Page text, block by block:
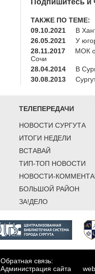
ТАКЖЕ ПО ТЕМЕ:
09.10.2021
В
26.05.2021
У
28.11.2017
МОК
Сочи
28.04.2014
В
30.08.2013
ТЕЛЕПЕРЕДАЧИ
НОВОСТИ СУРГУТА
ИТОГИ НЕДЕЛИ
ВСТАВАЙ
ТИП-ТОП НОВОСТИ
НОВОСТИ-
БОЛЬШОЙ РАЙОН
ЗА!ДЕЛО
Обратная связь:
Администрация сайта